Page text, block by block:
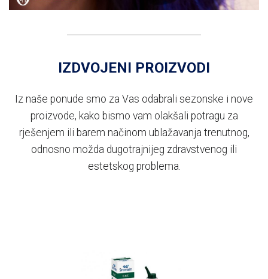
IZDVOJENI PROIZVODI
Iz naše ponude smo za Vas odabrali sezonske i nove
proizvode, kako bismo vam olakšali potragu za
rješenjem ili barem načinom ublažavanja trenutnog,
odnosno možda dugotrajnijeg zdravstvenog ili
estetskog problema.